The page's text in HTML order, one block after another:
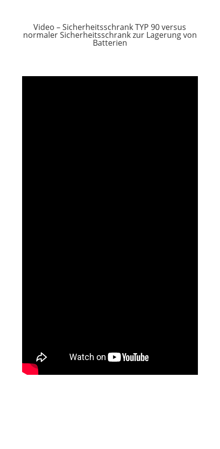
Video – Sicherheitsschrank TYP 90 versus
normaler Sicherheitsschrank zur Lagerung von
Batterien